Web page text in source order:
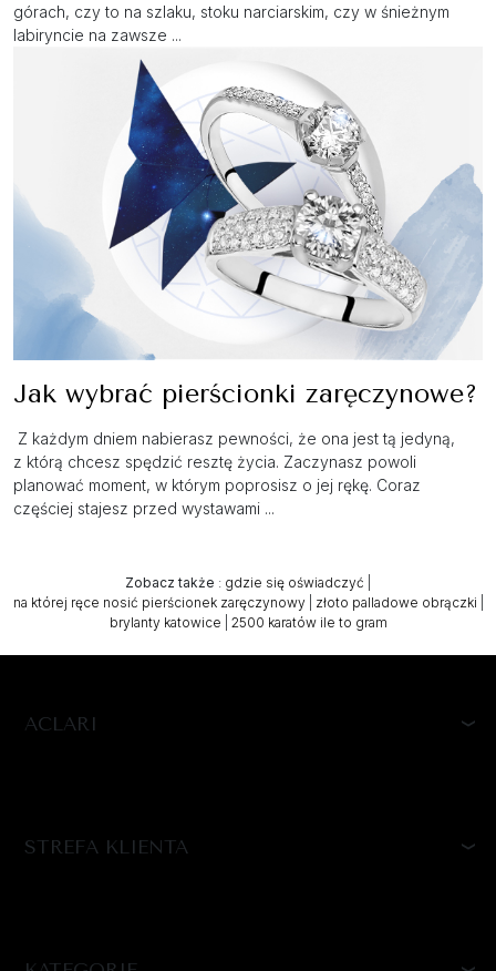
górach, czy to na szlaku, stoku narciarskim, czy w śnieżnym
labiryncie na zawsze ...
Jak wybrać pierścionki zaręczynowe?
Z każdym dniem nabierasz pewności, że ona jest tą jedyną,
z którą chcesz spędzić resztę życia. Zaczynasz powoli
planować moment, w którym poprosisz o jej rękę. Coraz
częściej stajesz przed wystawami ...
Zobacz także : gdzie się oświadczyć
na której ręce nosić pierścionek zaręczynowy| złoto palladowe obrączki
brylanty katowice
2500 karatów ile to gram
ACLARI
STREFA KLIENTA